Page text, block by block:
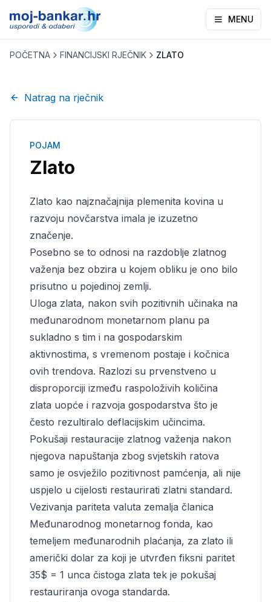
MENU
POČETNA FINANCIJSKI RJEČNIK ZLATO
Natrag na rječnik
POJAM
Zlato
Zlato kao najznačajnija plemenita kovina u
razvoju novčarstva imala je izuzetno
značenje.
Posebno se to odnosi na razdoblje zlatnog
važenja bez obzira u kojem obliku je ono bilo
prisutno u pojedinoj zemlji.
Uloga zlata, nakon svih pozitivnih učinaka na
međunarodnom monetarnom planu pa
sukladno s tim i na gospodarskim
aktivnostima, s vremenom postaje i kočnica
ovih trendova. Razlozi su prvenstveno u
disproporciji između raspoloživih količina
zlata uopće i razvoja gospodarstva što je
često rezultiralo deflacijskim učincima.
Pokušaji restauracije zlatnog važenja nakon
njegova napuštanja zbog svjetskih ratova
samo je osvježilo pozitivnost pamćenja, ali nije
uspjelo u cijelosti restaurirati zlatni standard.
Vezivanja pariteta valuta zemalja članica
Međunarodnog monetarnog fonda, kao
temeljem međunarodnih plaćanja, za zlato ili
američki dolar za koji je utvrđen fiksni paritet
35$ = 1 unca čistoga zlata tek je pokušaj
restauriranja ovoga standarda.